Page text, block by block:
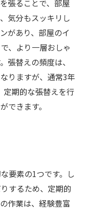
張ることで、部屋
気分もスッキリし
があり、部屋のイ
、より一層おしゃ
張替えの頻度は、
りますが、通常3年
定期的な張替えを行
できます。
要素の1つです。し
するため、定期的
作業は、経験豊富